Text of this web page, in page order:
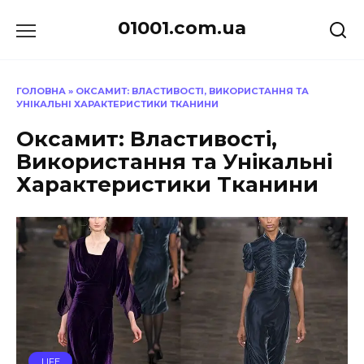
до
01001.com.ua
ГОЛОВНА » ОКСАМИТ: ВЛАСТИВОСТІ, ВИКОРИСТАННЯ ТА
УНІКАЛЬНІ ХАРАКТЕРИСТИКИ ТКАНИНИ
Оксамит: Властивості,
Використання та Унікальні
Характеристики Тканини
LIFE